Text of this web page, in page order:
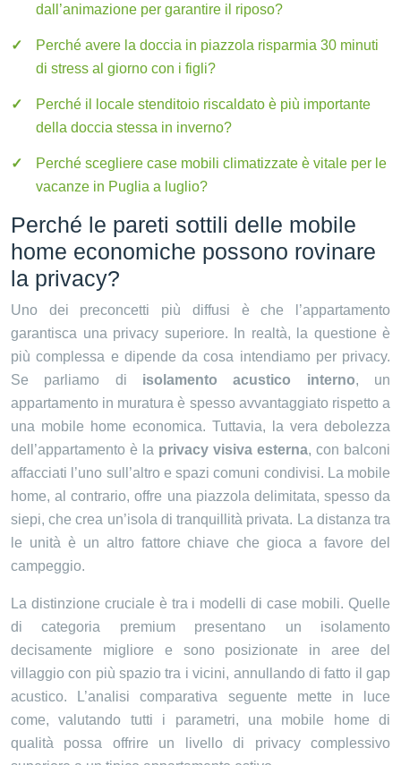
dall’animazione per garantire il riposo?
Perché avere la doccia in piazzola risparmia 30 minuti
di stress al giorno con i figli?
Perché il locale stenditoio riscaldato è più importante
della doccia stessa in inverno?
Perché scegliere case mobili climatizzate è vitale per le
vacanze in Puglia a luglio?
Perché le pareti sottili delle mobile
home economiche possono rovinare
la privacy?
Uno dei preconcetti più diffusi è che l’appartamento
garantisca una privacy superiore. In realtà, la questione è
più complessa e dipende da cosa intendiamo per privacy.
Se parliamo di isolamento acustico interno, un
appartamento in muratura è spesso avvantaggiato rispetto a
una mobile home economica. Tuttavia, la vera debolezza
dell’appartamento è la privacy visiva esterna, con balconi
affacciati l’uno sull’altro e spazi comuni condivisi. La mobile
home, al contrario, offre una piazzola delimitata, spesso da
siepi, che crea un’isola di tranquillità privata. La distanza tra
le unità è un altro fattore chiave che gioca a favore del
campeggio.
La distinzione cruciale è tra i modelli di case mobili. Quelle
di categoria premium presentano un isolamento
decisamente migliore e sono posizionate in aree del
villaggio con più spazio tra i vicini, annullando di fatto il gap
acustico. L’analisi comparativa seguente mette in luce
come, valutando tutti i parametri, una mobile home di
qualità possa offrire un livello di privacy complessivo